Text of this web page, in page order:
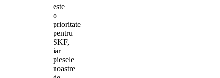
este
o
prioritate
pentru
SKF,
iar
piesele
noastre